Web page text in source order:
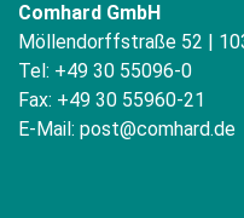
Comhard GmbH
Möllendorffstraße 52 |
Tel: +49 30 55096-0
Fax: +49 30 55960-21
E-Mail: post@comhard.de